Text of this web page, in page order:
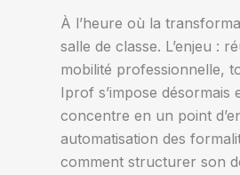
À l’heure où la
salle de classe. L’enjeu :
mobilité professionnelle,
Iprof s’impose
concentre en un point
automatisation des
comment structurer son